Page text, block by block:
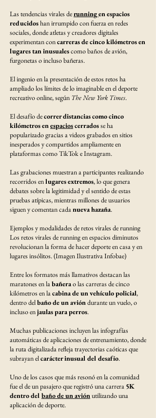
Las tendencias virales derunningen espacios
reducidoshan irrumpido con fuerza en redes
sociales, donde atletas y creadores digitales
experimentan concarreras de cinco kilómetrosen
lugares tan inusualescomo baños de avión,
furgonetas o incluso bañeras.
El ingenio en la presentación de estos retos ha
ampliado los límites de lo imaginable en el deporte
recreativo online, según The New York Times.
El desafío decorrer distancias como cinco
kilómetros enespacioscerradosse ha
popularizado gracias a videos grabados en sitios
inesperados y compartidos ampliamente en
plataformas como TikTok e Instagram.
Las grabaciones muestran a participantes realizando
recorridos enlugares extremos, lo que genera
debates sobre la legitimidad y el sentido de estas
pruebas atípicas, mientras millones de usuarios
siguen y comentan cadanueva hazaña.
Ejemplos y modalidades de retos virales de running
Los retos virales de running en espacios diminutos
revolucionan la forma de hacer deporte en casa y en
lugares insólitos. (Imagen Ilustrativa Infobae)
Entre los formatos más llamativos destacan las
maratones en labañerao las carreras de cinco
kilómetros en lacabina de un vehículo policial,
dentro delbaño de un avióndurante un vuelo, o
incluso enjaulas para perros.
Muchas publicaciones incluyen las infografías
automáticas de aplicaciones de entrenamiento, donde
la ruta digitalizada refleja trayectorias caóticas que
subrayan elcarácter inusual del desafío.
Uno de los casos que más resonó en la comunidad
fue el de un pasajero que registró una carrera 5K
dentro del baño de un aviónutilizando una
aplicación de deporte.